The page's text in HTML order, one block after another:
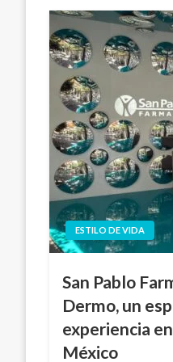
ESTILO DE VIDA
San Pablo
Dermo, un
experiencia
México